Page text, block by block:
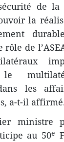
de la
la
de
le
les
a-t-il
ministre
au 50e